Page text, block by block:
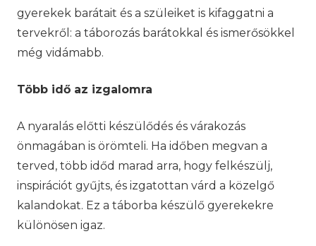
gyerekek barátait és a szüleiket is kifaggatni a
tervekről: a táborozás barátokkal és ismerősökkel
még vidámabb.
Több idő az izgalomra
A nyaralás előtti készülődés és várakozás
önmagában is örömteli. Ha időben megvan a
terved, több időd marad arra, hogy felkészülj,
inspirációt gyűjts, és izgatottan várd a közelgő
kalandokat. Ez a táborba készülő gyerekekre
különösen igaz.